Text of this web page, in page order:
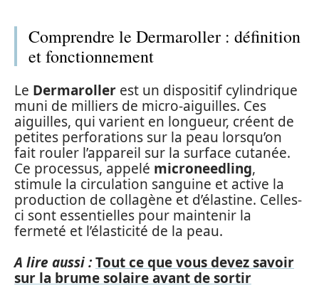
Comprendre le Dermaroller : définition
et fonctionnement
Le Dermaroller est un dispositif cylindrique
muni de milliers de micro-aiguilles. Ces
aiguilles, qui varient en longueur, créent de
petites perforations sur la peau lorsqu’on
fait rouler l’appareil sur la surface cutanée.
Ce processus, appelé microneedling,
stimule la circulation sanguine et active la
production de collagène et d’élastine. Celles-
ci sont essentielles pour maintenir la
fermeté et l’élasticité de la peau.
A lire aussi :Tout ce que vous devez savoir
sur la brume solaire avant de sortir